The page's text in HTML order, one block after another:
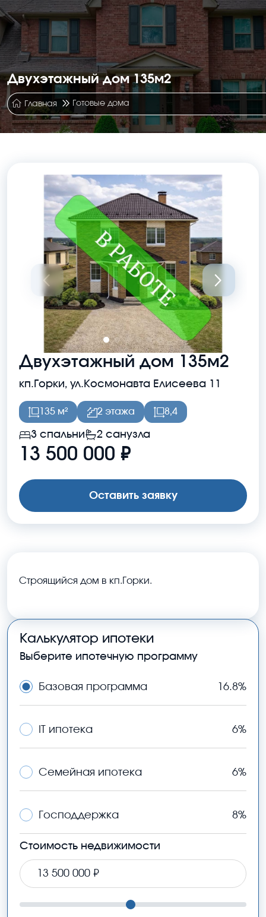
Двухэтажный дом 135м2
Главная Готовые дома
Двухэтажный дом 135м2
кп.Горки, ул.Космонавта Елисеева 11
135 м² 2 этажа 8,4
3 спальни 2 санузла
13 500 000 ₽
Оставить заявку
Строящийся дом в кп.Горки.
Калькулятор ипотеки
Выберите ипотечную программу
Базовая программа 16.8%
IT ипотека 6%
Семейная ипотека 6%
Господдержка 8%
Стоимость недвижимости